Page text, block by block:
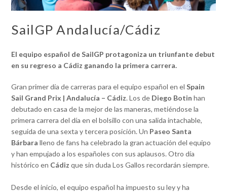
SailGP Andalucía/Cádiz
El equipo español de SailGP protagoniza un triunfante debut
en su regreso a Cádiz ganando la primera carrera.
Gran primer día de carreras para el equipo español en el Spain
Sail Grand Prix | Andalucía – Cádiz. Los de Diego Botin han
debutado en casa de la mejor de las maneras, metiéndose la
primera carrera del día en el bolsillo con una salida intachable,
seguida de una sexta y tercera posición. Un Paseo Santa
Bárbaralleno de fans ha celebrado la gran actuación del equipo
y han empujado a los españoles con sus aplausos. Otro día
histórico en Cádiz que sin duda Los Gallos recordarán siempre.
Desde el inicio, el equipo español ha impuesto su ley y ha